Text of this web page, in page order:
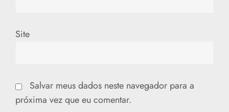
Site
Salvar meus dados neste navegador para a
próxima vez que eu comentar.